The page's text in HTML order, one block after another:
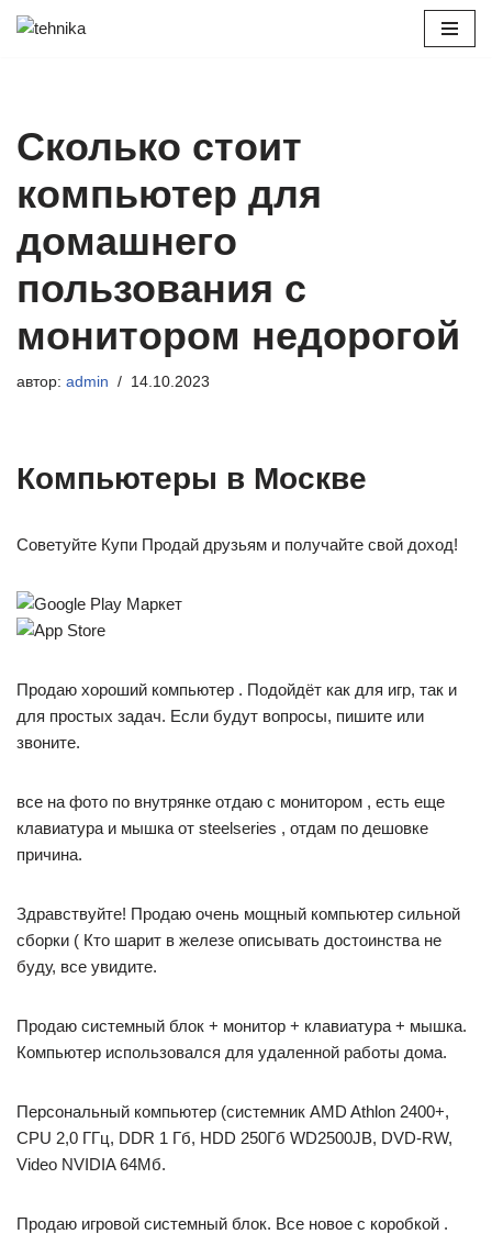
Сколько стоит
компьютер для
домашнего
пользования с
монитором недорогой
автор: admin 14.10.2023
Компьютеры в Москве
Советуйте Купи Продай друзьям и получайте свой доход!
Продаю хороший компьютер . Подойдёт как для игр, так и
для простых задач. Если будут вопросы, пишите или
звоните.
все на фото по внутрянке отдаю с монитором , есть еще
клавиатура и мышка от steelseries , отдам по дешовке
причина.
Здравствуйте! Продаю очень мощный компьютер сильной
сборки ( Кто шарит в железе описывать достоинства не
буду, все увидите.
Продаю системный блок + монитор + клавиатура + мышка.
Компьютер использовался для удаленной работы дома.
Персональный компьютер (системник AMD Athlon 2400+,
CPU 2,0 ГГц, DDR 1 Гб, HDD 250Гб WD2500JB, DVD-RW,
Video NVIDIA 64Mб.
Продаю игровой системный блок. Все новое с коробкой .